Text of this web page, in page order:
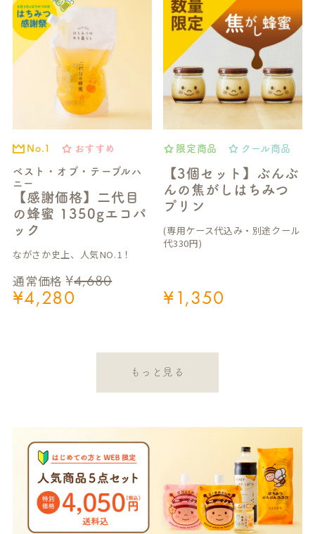
ベスト・オブ・テーブルハ
ニー
【感謝価格】二代目
の蜂蜜 1350gエコパ
ック
No.1 おすすめ
通常価格 ¥4,680
¥4,280
ながさか史上、人気NO.1！
【3個セット】ぶんぶ
んの焦がしはちみつ
プリン
限定商品 クール商品
¥1,350
(専用ケース代込み・別途クール
代330円)
もっと見る